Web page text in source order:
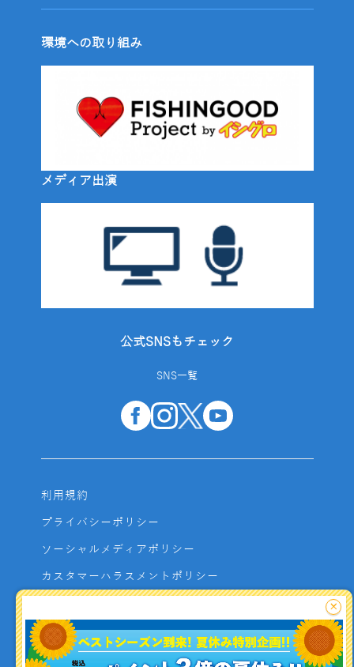
環境への取り組み
メディア出演
公式SNSもチェック
SNS一覧
利用規約
プライバシーポリシー
ソーシャルメディアポリシー
カスタマーハラスメントポリシー
よくあるご質問
お問い合わせ
×